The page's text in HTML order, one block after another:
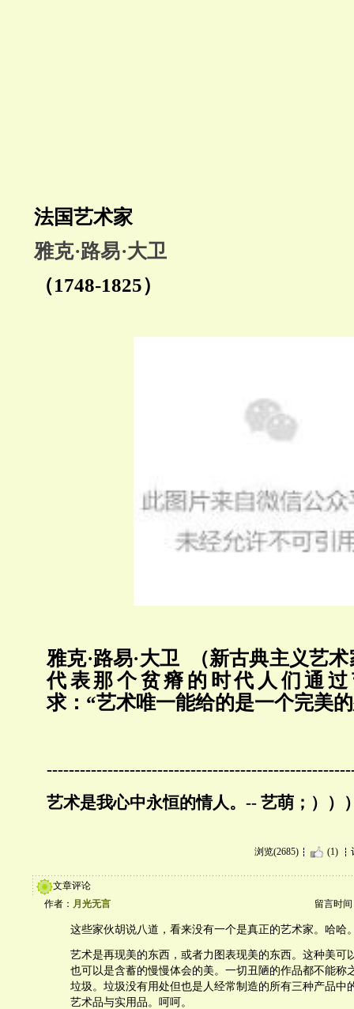
法国艺术家
雅克·路易·大卫
（1748-1825）
雅克·路易·大卫 （新古典主义艺
代表那个贫瘠的时代人们通
求：“艺术唯一能给的是一个完美
艺术是我心中永恒的情人。-- 艺萌；））
浏览(2685) (1)
文章评论
作者： 月光无言 留言时间
这些家伙胡说八道，看来没有一个是真正的艺术家。哈哈
艺术是再现美的东西，或者力图表现美的东西。这种美可
也可以是含蓄的慢慢体会的美。一切丑陋的作品都不能称
垃圾。垃圾没有用处但也是人经常制造的所有三种产品中
艺术品与实用品。呵呵。